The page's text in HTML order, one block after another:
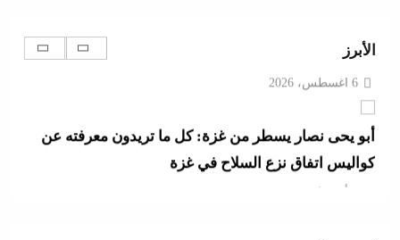
الأبرز
6 أغسطس، 2026
أبو يحى نصار يسطر من غزة: كل ما تريدون معرفته عن
كواليس اتفاق نزع السلاح في غزة
6 أغسطس، 2026